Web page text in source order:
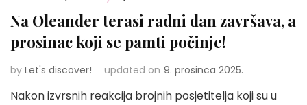
Na Oleander terasi radni dan završava, a
prosinac koji se pamti počinje!
by Let's discover! updated on 9. prosinca 2025.
Nakon izvrsnih reakcija brojnih posjetitelja koji su u